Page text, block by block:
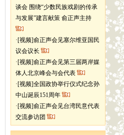
谈会 围绕“少数民族戏剧的传承
与发展”建言献策 俞正声主持
·[视频]俞正声会见塞尔维亚国民
议会议长
·[视频]俞正声会见第三届两岸媒
体人北京峰会与会代表
·[视频]全国政协举行仪式纪念孙
中山诞辰151周年
·[视频]俞正声会见台湾民意代表
交流参访团